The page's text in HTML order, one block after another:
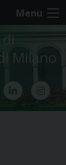
Menu
Milano